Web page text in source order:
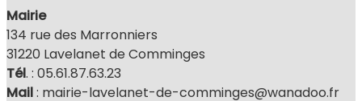
Mairie
134 rue des Marronniers
31220 Lavelanet de Comminges
Tél. : 05.61.87.63.23
Mail: mairie-lavelanet-de-comminges@wanadoo.fr